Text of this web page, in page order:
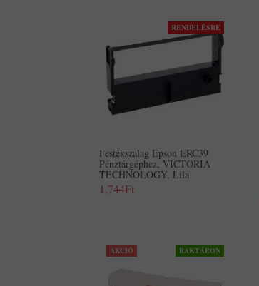
RENDELÉSRE
Festékszalag Epson ERC39
Pénztárgéphez, VICTORIA
TECHNOLOGY, Lila
1,744Ft
AKCIÓ RAKTÁRON